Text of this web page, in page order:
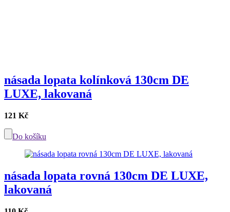
násada lopata kolínková 130cm DE
LUXE, lakovaná
121 Kč
Do košíku
násada lopata rovná 130cm DE LUXE,
lakovaná